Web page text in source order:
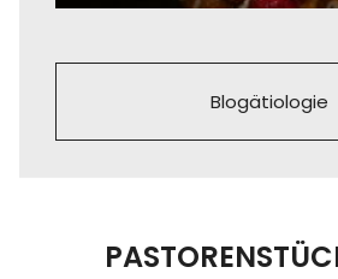
Blogätiologie